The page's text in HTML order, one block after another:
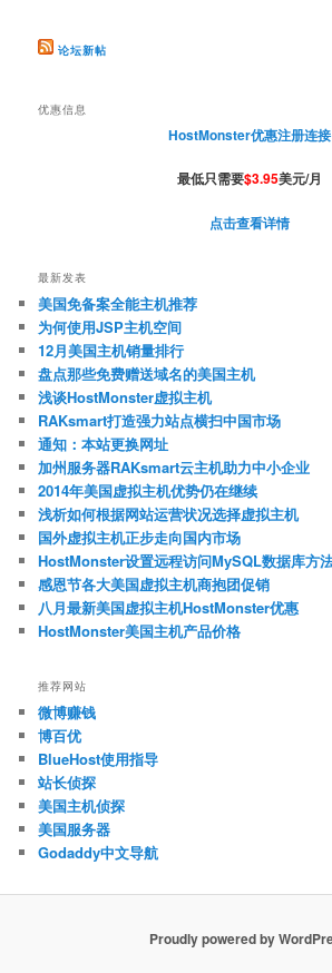
论坛新帖
优惠信息
HostMonster优惠注册连接
最低只需要$3.95美元/月
点击查看详情
最新发表
美国免备案全能主机推荐
为何使用JSP主机空间
12月美国主机销量排行
盘点那些免费赠送域名的美国主机
浅谈HostMonster虚拟主机
RAKsmart打造强力站点横扫中国市场
通知：本站更换网址
加州服务器RAKsmart云主机助力中小企业
2014年美国虚拟主机优势仍在继续
浅析如何根据网站运营状况选择虚拟主机
国外虚拟主机正步走向国内市场
HostMonster设置远程访问MySQL数据库方
感恩节各大美国虚拟主机商抱团促销
八月最新美国虚拟主机HostMonster优惠
HostMonster美国主机产品价格
推荐网站
微博赚钱
博百优
BlueHost使用指导
站长侦探
美国主机侦探
美国服务器
Godaddy中文导航
Proudly powered by